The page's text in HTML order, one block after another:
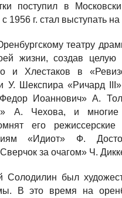
поступил в
1956 г. стал выступать
театру
жизни, создав целую
и Хлестаков в
У. Шекспира «Ричард
Иоаннович» А.
А. Чехова, и многие
его режиссерские
«Идиот» Ф.
за очагом» Ч.
Солодилин был
В это время на